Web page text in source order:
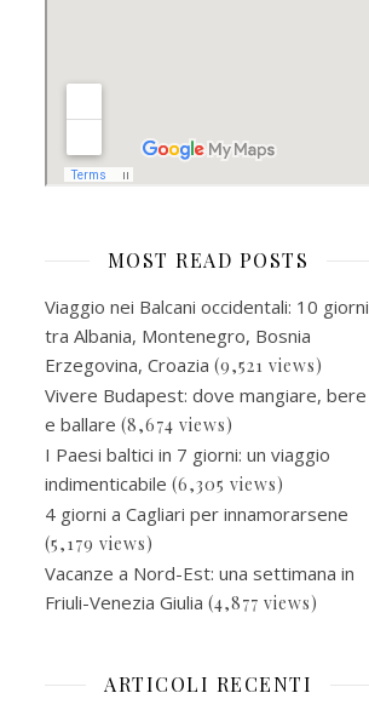
MOST READ POSTS
Viaggio nei Balcani occidentali: 10 giorni
tra Albania, Montenegro, Bosnia
Erzegovina, Croazia (9,521 views)
Vivere Budapest: dove mangiare, bere
e ballare (8,674 views)
I Paesi baltici in 7 giorni: un viaggio
indimenticabile (6,305 views)
4 giorni a Cagliari per innamorarsene
(5,179 views)
Vacanze a Nord-Est: una settimana in
Friuli-Venezia Giulia (4,877 views)
ARTICOLI RECENTI